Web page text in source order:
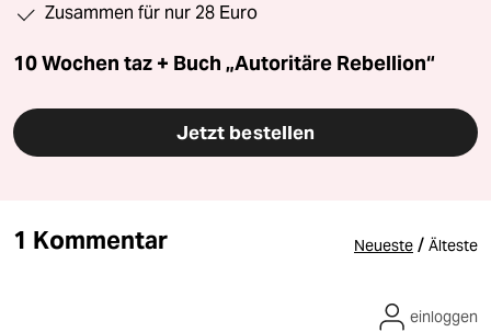
Zusammen für nur 28 Euro
10 Wochen taz + Buch „Autoritäre Rebellion“
Jetzt bestellen
1 Kommentar Neueste / Älteste
einloggen